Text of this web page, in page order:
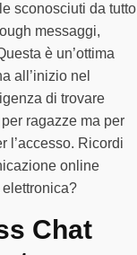
sconosciuti da tutto
messaggi,
è un’ottima
all’inizio nel
di trovare
ragazze ma per
l’accesso. Ricordi
online
Chat